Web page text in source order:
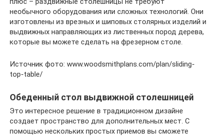
необычного оборудования или сложных технологий. Они
изготовлены из врезных и шиповых столярных изделий и
выдвижных направляющих из лиственных пород дерева,
которые вы можете сделать на фрезерном столе.
Источник фото: www.woodsmithplans.com/plan/sliding-
top-table/
Обеденный стол выдвижной столешницей
Это интересное решение в традиционном дизайне
создает пространство для дополнительных мест. С
помощью нескольких простых приемов вы сможете